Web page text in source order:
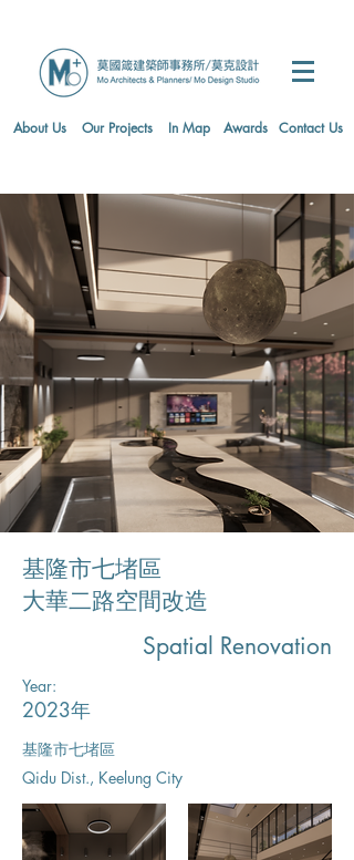
About Us Our Projects In Map Awards Contact Us
基隆市七堵區
大華二路空間改造
Spatial Renovation
Year:
2023年
基隆市七堵區
Qidu Dist., Keelung City